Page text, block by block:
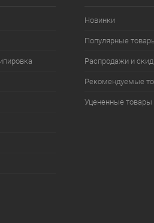
Новинки
Популярные
Распродажи и
Рекомендуемые
Уцененные товары